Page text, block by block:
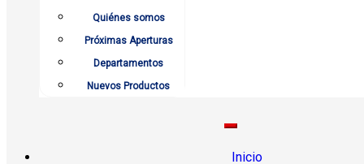
Quiénes somos
Próximas Aperturas
Departamentos
Nuevos Productos
Inicio